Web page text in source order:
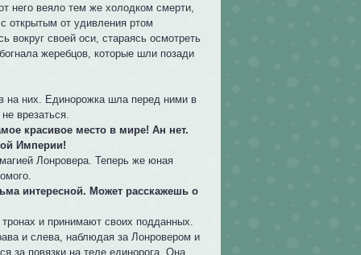
него веяло тем же холодком смерти,
открытым от удивления ртом
вокруг своей оси, стараясь осмотреть
жеребцов, которые шли позади
на них. Единорожка шла перед ними в
врезаться.
красивое место в мире! Ан нет.
Империи!
Лонровера. Теперь же юная
интересной. Может расскажешь о
и принимают своих подданных.
и слева, наблюдая за Лонровером и
за повязки на теле единорога. Она